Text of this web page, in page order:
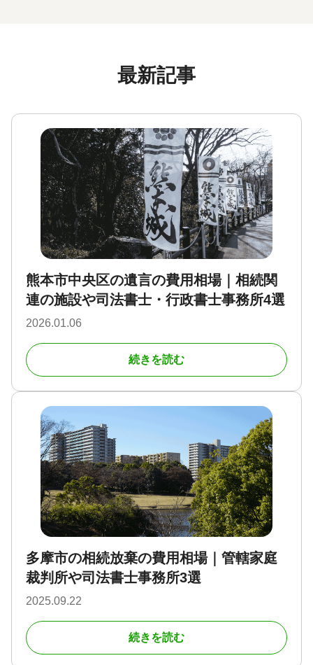
最新記事
熊本市中央区の遺言の費用相場｜相続関
連の施設や司法書士・行政書士事務所4選
2026.01.06
続きを読む
多摩市の相続放棄の費用相場｜管轄家庭
裁判所や司法書士事務所3選
2025.09.22
続きを読む